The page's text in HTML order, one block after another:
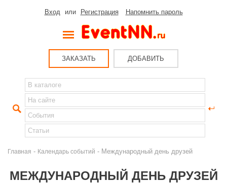
Вход или Регистрация Напомнить пароль
ЗАКАЗАТЬ ДОБАВИТЬ
Главная - Календарь событий - Международный день друзей
МЕЖДУНАРОДНЫЙ ДЕНЬ ДРУЗЕЙ